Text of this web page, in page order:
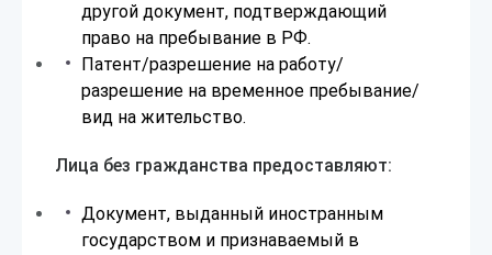
другой документ, подтверждающий
право на пребывание в РФ.
Патент/разрешение на работу/
разрешение на временное пребывание/
вид на жительство.
Лица без гражданства предоставляют:
Документ, выданный иностранным
государством и признаваемый в